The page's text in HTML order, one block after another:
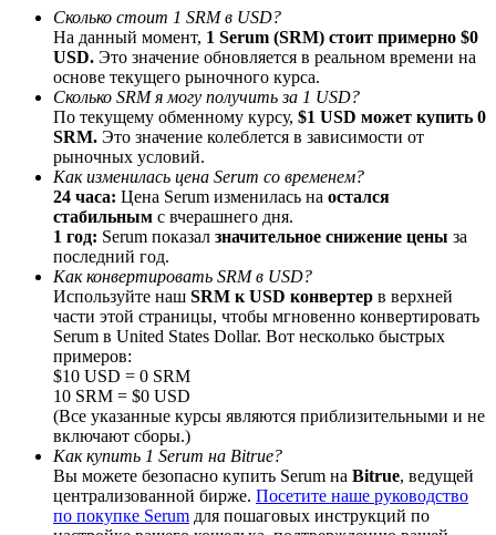
До 65% комиссии!
Реферал
Пригласите друга, чтобы получить денежные
вознаграждения
Deposit CASHCAT & Win
Сколько стоит 1 SRM в USD?
На данный момент, 1 Serum (SRM) стоит примерно $0
USD. Это значение обновляется в реальном времени на
основе текущего рыночного курса.
Сколько SRM я могу получить за 1 USD?
По текущему обменному курсу, $1 USD может купить 0
SRM. Это значение колеблется в зависимости от
рыночных условий.
Как изменилась цена Serum со временем?
24 часа: Цена Serum изменилась на остался
стабильным с вчерашнего дня.
1 год: Serum показал значительное снижение цены за
последний год.
Как конвертировать SRM в USD?
Используйте наш SRM к USD конвертер в верхней
части этой страницы, чтобы мгновенно конвертировать
Serum в United States Dollar. Вот несколько быстрых
примеров:
$10 USD = 0 SRM
10 SRM = $0 USD
(Все указанные курсы являются приблизительными и не
включают сборы.)
Как купить 1 Serum на Bitrue?
Вы можете безопасно купить Serum на Bitrue, ведущей
централизованной бирже. Посетите наше руководство
по покупке Serum для пошаговых инструкций по